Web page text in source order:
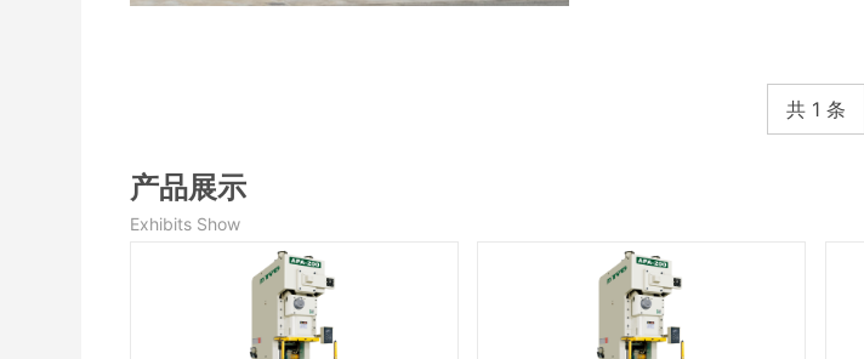
共 1 条
产品展示
Exhibits Show